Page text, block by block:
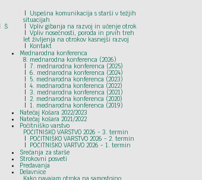
Š
Uspešna komunikacija s starši v težjih
situacijah
Vpliv gibanja na razvoj in učenje otrok
Vpliv nosečnosti, poroda in prvih treh
let življenja na otrokov kasnejši razvoj
Kontakt
Mednarodna konferenca
8. mednarodna konferenca (2026)
7. mednarodna konferenca (2025)
6. mednarodna konferenca (2024)
5. mednarodna konferenca (2023)
4. mednarodna konferenca (2022)
3. mednarodna konferenca (2021)
2. mednarodna konferenca (2020)
1. mednarodna konferenca (2019)
Natečaj Košara 2022/2023
Natečaj košara 2021/2022
Počitniško varstvo
POČITNIŠKO VARSTVO 2026 - 3. termin
POČITNIŠKO VARSTVO 2026 - 2. termin
POČITNIŠKO VARTVO 2026 - 1. termin
Srečanja za starše
Strokovni posveti
Predavanja
Delavnice
Kako navajam otroka na samostojno